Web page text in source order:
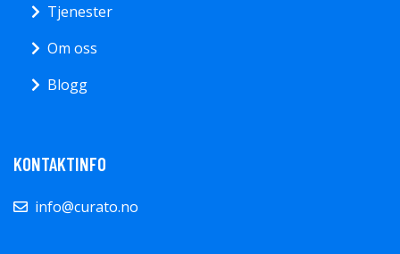
Tjenester
Om oss
Blogg
KONTAKTINFO
info@curato.no